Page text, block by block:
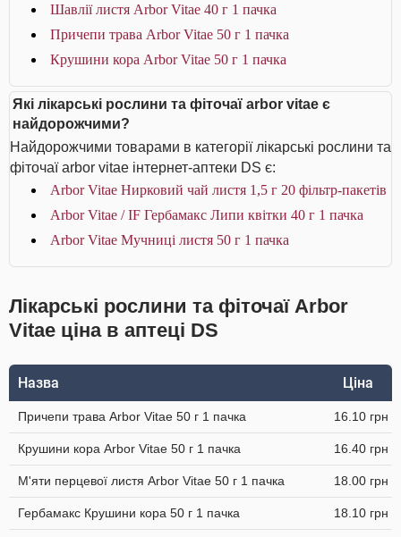
Шавлії листя Arbor Vitae 40 г 1 пачка
Причепи трава Arbor Vitae 50 г 1 пачка
Крушини кора Arbor Vitae 50 г 1 пачка
Які лікарські рослини та фіточаї arbor vitae є
найдорожчими?
Найдорожчими товарами в категорії лікарські рослини та
фіточаї arbor vitae інтернет-аптеки DS є:
Arbor Vitae Нирковий чай листя 1,5 г 20 фільтр-пакетів
Arbor Vitae / IF Гербамакс Липи квітки 40 г 1 пачка
Arbor Vitae Мучниці листя 50 г 1 пачка
Лікарські рослини та фіточаї Arbor
Vitae ціна в аптеці DS
Назва Ціна
Причепи трава Arbor Vitae 50 г 1 пачка 16.10 грн
Крушини кора Arbor Vitae 50 г 1 пачка 16.40 грн
М'яти перцевої листя Arbor Vitae 50 г 1 пачка 18.00 грн
Гербамакс Крушини кора 50 г 1 пачка 18.10 грн